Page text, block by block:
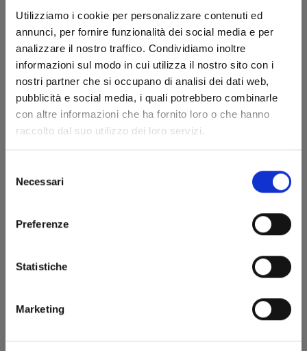
Utilizziamo i cookie per personalizzare contenuti ed
annunci, per fornire funzionalità dei social media e per
analizzare il nostro traffico. Condividiamo inoltre
informazioni sul modo in cui utilizza il nostro sito con i
nostri partner che si occupano di analisi dei dati web,
pubblicità e social media, i quali potrebbero combinarle
con altre informazioni che ha fornito loro o che hanno
raccolto dal suo utilizzo dei loro servizi.
delNecessari
Preferenze
Statistiche
Marketing
RAVE - THE GROOVE ADVENTURE NEW EDITION
n. 22
15/07/2025